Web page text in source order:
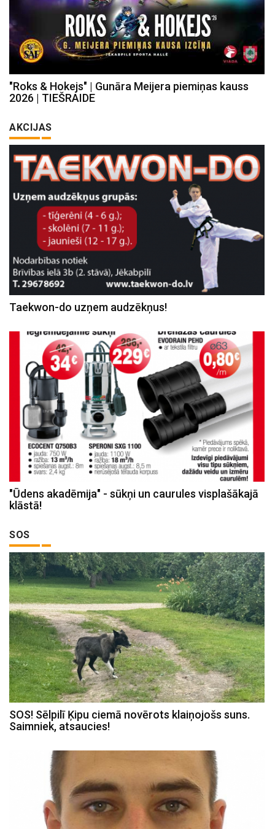
"Roks & Hokejs" | Gunāra Meijera piemiņas kauss
2026 | TIEŠRAIDE
AKCIJAS
Taekwon-do uzņem audzēkņus!
"Ūdens akadēmija" - sūkņi un caurules visplašākajā
klāstā!
SOS
SOS! Sēlpilī Ķipu ciemā novērots klaiņojošs suns.
Saimniek, atsaucies!